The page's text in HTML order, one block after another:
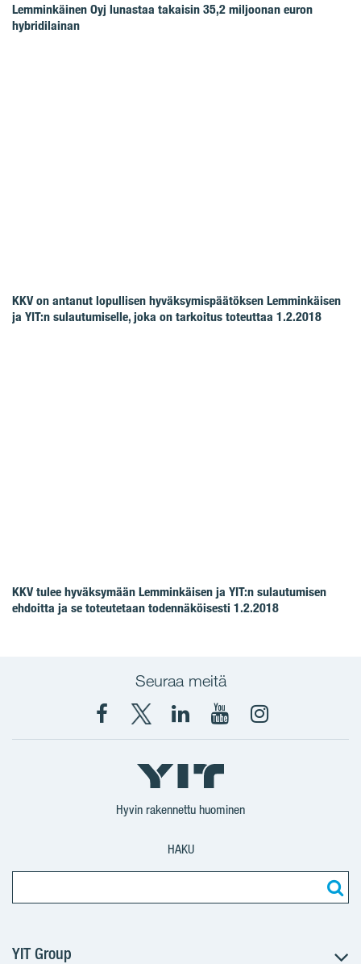
Lemminkäinen Oyj lunastaa takaisin 35,2 miljoonan euron
hybridilainan
KKV on antanut lopullisen hyväksymispäätöksen Lemminkäisen
ja YIT:n sulautumiselle, joka on tarkoitus toteuttaa 1.2.2018
KKV tulee hyväksymään Lemminkäisen ja YIT:n sulautumisen
ehdoitta ja se toteutetaan todennäköisesti 1.2.2018
Seuraa meitä
Facebook
X
YIT
Suomi
YIT
Corporation
YIT
Corporation
Instagram
Hyvin rakennettu huominen
HAKU
YIT Group